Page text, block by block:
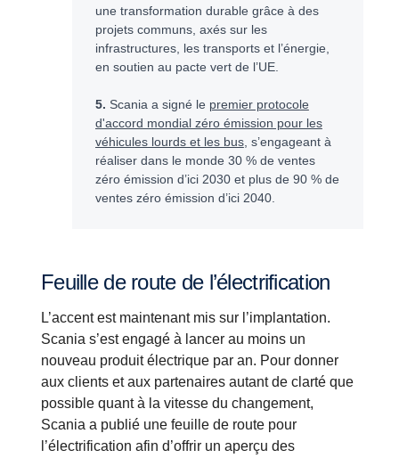
une transformation durable grâce à des
projets communs, axés sur les
infrastructures, les transports et l’énergie,
en soutien au pacte vert de l’UE.
5. Scania a signé le premier protocole
d'accord mondial zéro émission pour les
véhicules lourds et les bus, s’engageant à
réaliser dans le monde 30 % de ventes
zéro émission d’ici 2030 et plus de 90 % de
ventes zéro émission d’ici 2040.
Feuille de route de l’électrification
L’accent est maintenant mis sur l’implantation.
Scania s’est engagé à lancer au moins un
nouveau produit électrique par an. Pour donner
aux clients et aux partenaires autant de clarté que
possible quant à la vitesse du changement,
Scania a publié une feuille de route pour
l’électrification afin d’offrir un aperçu des